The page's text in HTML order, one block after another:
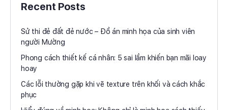
Recent Posts
Sử thi đẻ đất đẻ nước – Đồ án minh họa của sinh viên
người Mường
Phong cách thiết kế cá nhân: 5 sai lầm khiến bạn mãi loay
hoay
Các lỗi thường gặp khi vẽ texture trên khối và cách khắc
phục